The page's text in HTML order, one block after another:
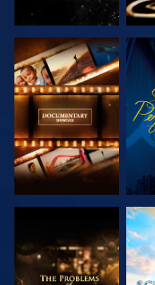
UTFORSKA
SERIEN
UTFORSKA
SERIEN